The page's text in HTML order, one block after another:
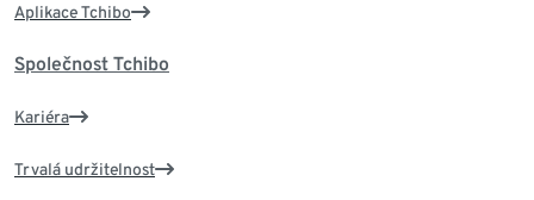
Aplikace Tchibo
Společnost Tchibo
Kariéra
Trvalá udržitelnost